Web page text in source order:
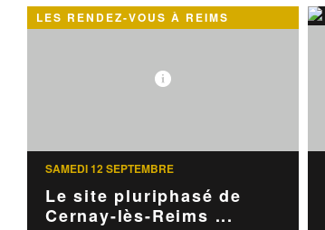
LES RENDEZ-VOUS À REIMS
SAMEDI 12 SEPTEMBRE
Le site pluriphasé de
Cernay-lès-Reims ...